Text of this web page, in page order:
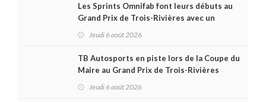
Les Sprints Omnifab font leurs débuts au
Grand Prix de Trois-Rivières avec un
Jeudi 6 août 2026
TB Autosports en piste lors de la Coupe du
Maire au Grand Prix de Trois-Rivières
Jeudi 6 août 2026